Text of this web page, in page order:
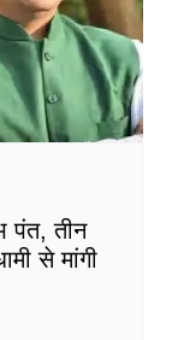
पंत, तीन
से मांगी